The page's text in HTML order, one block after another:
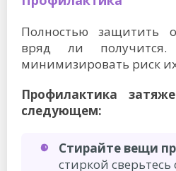
Полностью защитить
вряд ли
минимизировать риск
Профилактика
следующем:
Стирайте вещи
стиркой